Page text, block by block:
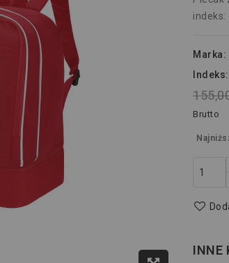
indeks:
Marka:
Indeks:
Brutto
INNE